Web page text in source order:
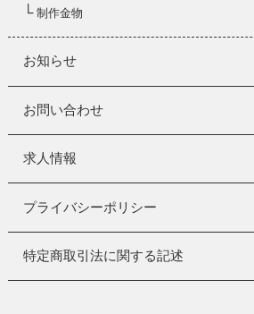
└ 制作金物
お知らせ
お問い合わせ
求人情報
プライバシーポリシー
特定商取引法に関する記述